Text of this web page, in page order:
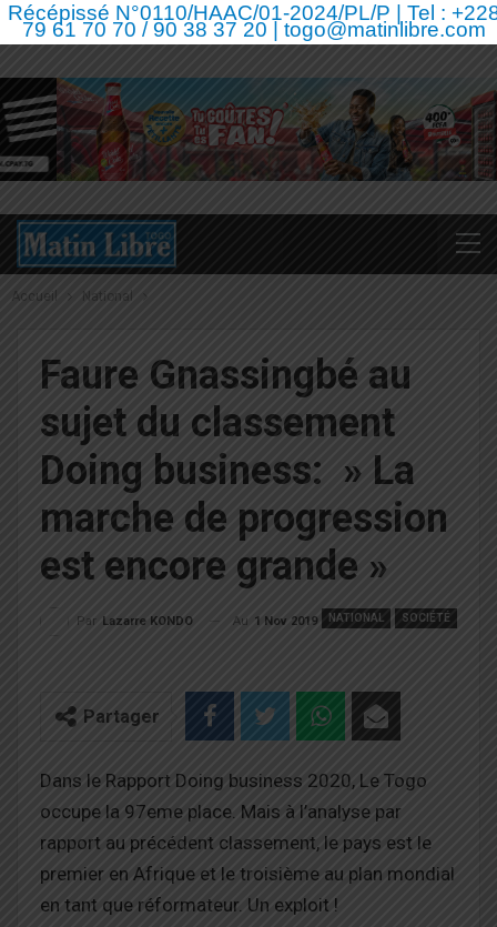
Récépissé N°0110/HAAC/01-2024/PL/P | Tel :
79 61 70 70 / 90 38 37 20 | togo@matinlibre.com
Accueil National
Faure Gnassingbé au
sujet du classement
Doing business: » La
marche de progression
est encore grande »
NATIONAL SOCIÉTÉ
Par Lazarre KONDO Au 1 Nov 2019
Partager
Dans le Rapport Doing business 2020, Le Togo
occupe la 97eme place. Mais à l’analyse par
rapport au précédent classement, le pays est le
premier en Afrique et le troisième au plan mondial
en tant que réformateur. Un exploit !